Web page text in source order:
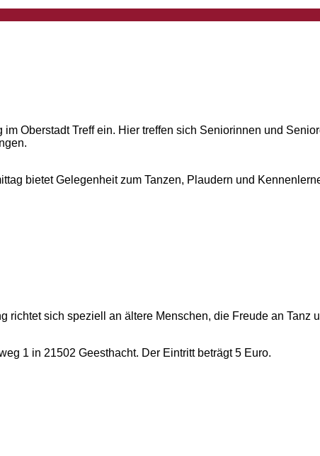
Oberstadt Treff ein. Hier treffen sich Seniorinnen und
bietet Gelegenheit zum Tanzen, Plaudern und
richtet sich speziell an ältere Menschen, die Freude an Tanz
1 in 21502 Geesthacht. Der Eintritt beträgt 5 Euro.